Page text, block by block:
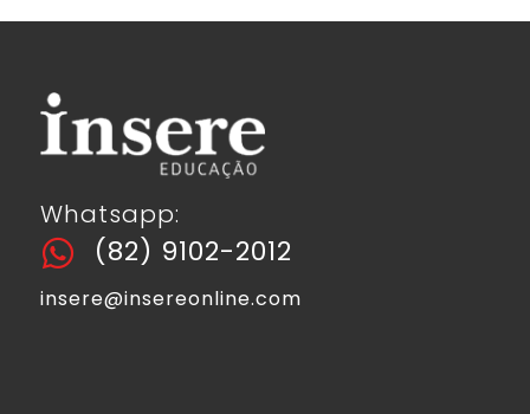
Whatsapp:
(82) 9102-2012
insere@insereonline.com